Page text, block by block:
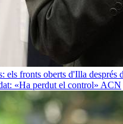
fronts oberts d'Illa després
«Ha perdut el control» ACN